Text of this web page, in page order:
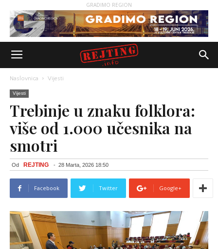
GRADIMO REGION
Naslovnica Vijesti
Vijesti
Trebinje u znaku folklora:
više od 1.000 učesnika na
smotri
Od REJTING - 28 Marta, 2026 18:50
Facebook Twitter Google+